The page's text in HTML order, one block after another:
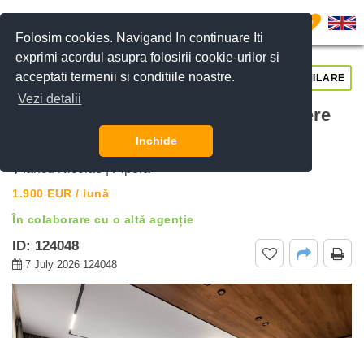
Folosim cookies. Navigand In continuare Iti
exprimi acordul asupra folosirii cookie-urilor si
acceptati termenii si conditiile noastre.
Vezi detalii
Inchide
0
De inchiriat Vila Superbă cu 4 Camere
Henri Coanda Bucuresti, Bucuresti
1.900 EUR / lună
În colaborare cu o altă agenție
ID: 124048
7 July 2026 124048
CERE DETALII SUNĂ-NE SIMILARE